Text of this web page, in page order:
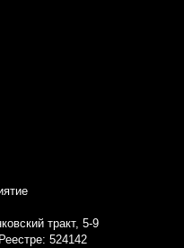
тракт, 5-9
524142